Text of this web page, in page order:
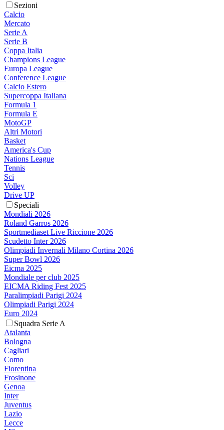
Sezioni
Calcio
Mercato
Serie A
Serie B
Coppa Italia
Champions League
Europa League
Conference League
Calcio Estero
Supercoppa Italiana
Formula 1
Formula E
MotoGP
Altri Motori
Basket
America's Cup
Nations League
Tennis
Sci
Volley
Drive UP
Speciali
Mondiali 2026
Roland Garros 2026
Sportmediaset Live Riccione 2026
Scudetto Inter 2026
Olimpiadi Invernali Milano Cortina 2026
Super Bowl 2026
Eicma 2025
Mondiale per club 2025
EICMA Riding Fest 2025
Paralimpiadi Parigi 2024
Olimpiadi Parigi 2024
Euro 2024
Squadra Serie A
Atalanta
Bologna
Cagliari
Como
Fiorentina
Frosinone
Genoa
Inter
Juventus
Lazio
Lecce